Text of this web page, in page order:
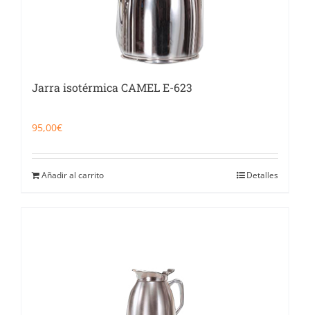
Jarra isotérmica CAMEL E-623
95,00€
Añadir al carrito Detalles